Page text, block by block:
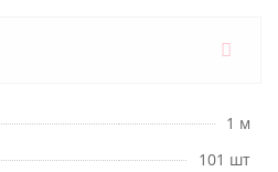
1 м
101 шт